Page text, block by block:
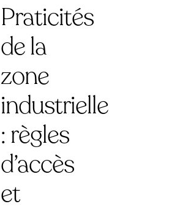
Praticités
de la
zone
industrielle
: règles
d’accès
et